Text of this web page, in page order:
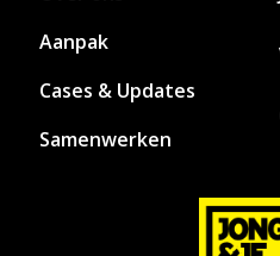
Aanpak
Cases & Updates
Samenwerken